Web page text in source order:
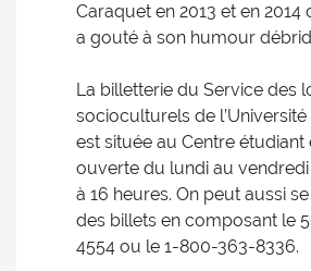
Caraquet en 2013 et en 2014
a gouté à son humour
La billetterie du Service des
socioculturels de
est située au Centre étudiant
ouverte du lundi au
à 16 heures. On peut aussi
des billets en composant le
4554 ou le 1-800-363-8336.